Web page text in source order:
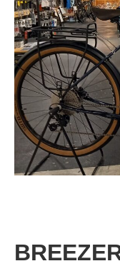
求人情報
募集中の求人情報
法人様
法人様向け割引